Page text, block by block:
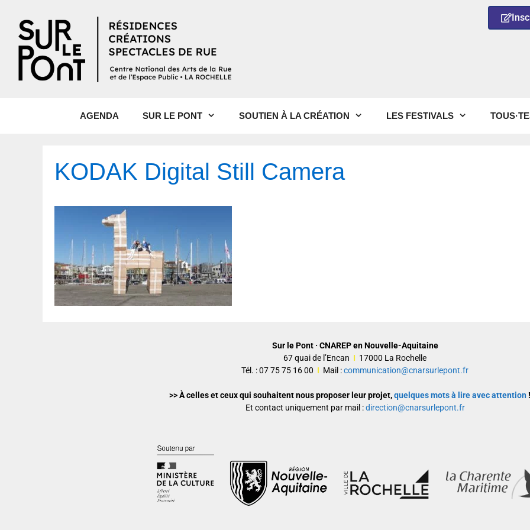
AGENDA SUR LE PONT SOUTIEN À LA CRÉATION LES FESTIVALS
KODAK Digital Still Camera
Sur le Pont · CNAREP en Nouvelle-Aquitaine
67 quai de l’Encan I 17000 La Rochelle
Tél. : 07 75 75 16 00 I Mail :communication@cnarsurlepont.fr
>> À celles et ceux qui souhaitent nous proposer leur projet,quelques mots à lire avec attention
Et contact uniquement par mail :direction@cnarsurlepont.fr